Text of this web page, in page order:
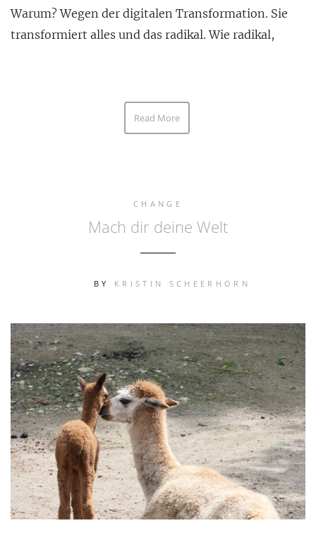
Warum? Wegen der digitalen Transformation. Sie
transformiert alles und das radikal. Wie radikal,
Read More
CHANGE
Mach dir deine Welt
BY KRISTIN SCHEERHORN